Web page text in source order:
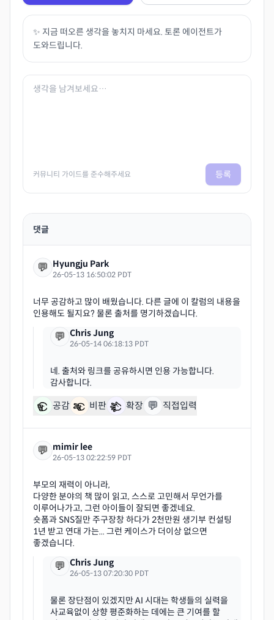
✨ 지금 떠오른 생각을 놓치지 마세요. 토론 에이전트가
도와드립니다.
커뮤니티 가이드를 준수해주세요 등록
댓글
💬 Hyungju Park
26-05-13 16:50:02 PDT
너무 공감하고 많이 배웠습니다. 다른 글에 이 칼럼의 내용을
💬 Chris Jung
26-05-14 06:18:13 PDT
네. 출처와 링크를 공유하시면 인용 가능합니다.
공감 비판 확장 💬 직접입력
💬 mimir lee
26-05-13 02:22:59 PDT
부모의 재력이 아니라,
다양한 분야의 책 많이 읽고, 스스로 고민해서 무언가를
이루어나가고, 그런 아이들이 잘되면 좋겠네요.
숏폼과 SNS질만 주구장창 하다가 2천만원 생기부 컨설팅
1년 받고 연대 가는... 그런 케이스가 더이상 없으면
💬 Chris Jung
26-05-13 07:20:30 PDT
물론 장단점이 있겠지만 AI 시대는 학생들의 실력을
사교육없이 상향 평준화하는 데에는 큰 기여를 할